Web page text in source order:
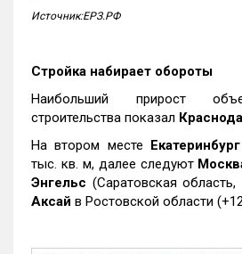
Источник:ЕРЗ.РФ
Стройка набирает обороты
Наибольший прирост
строительства показал
На втором месте
тыс. кв. м, далее следуют
Энгельс (Саратовская
Аксай в Ростовской области